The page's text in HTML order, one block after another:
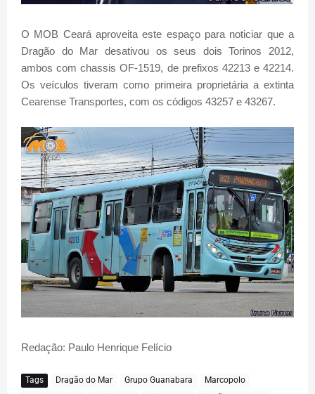
O MOB Ceará aproveita este espaço para noticiar que a
Dragão do Mar desativou os seus dois Torinos 2012,
ambos com chassis OF-1519, de prefixos 42213 e 42214.
Os veículos tiveram como primeira proprietária a extinta
Cearense Transportes, com os códigos 43257 e 43267.
Redação: Paulo Henrique Felício
Tags Dragão do Mar Grupo Guanabara
Marcopolo